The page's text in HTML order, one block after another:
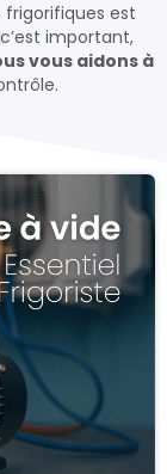
frigorifiques est
important,
vous aidons à